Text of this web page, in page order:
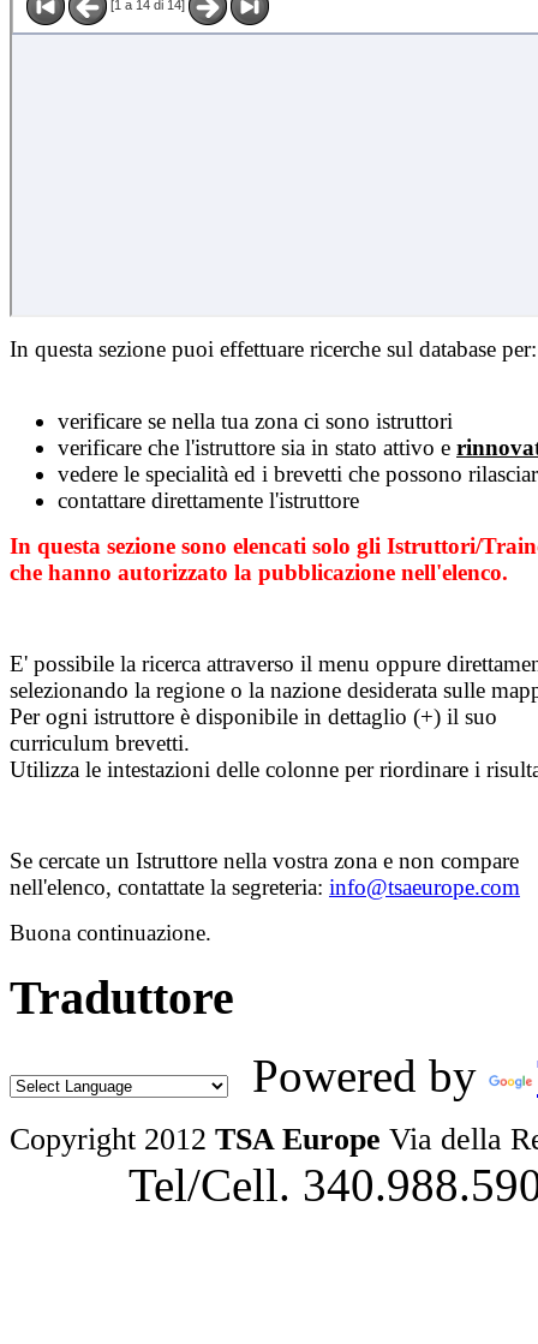
In questa sezione puoi effettuare ricerche sul database per:
verificare se nella tua zona ci sono istruttori
verificare che l'istruttore sia in stato attivo e
vedere le specialità ed i brevetti che possono
contattare direttamente l'istruttore
In questa sezione sono elencati solo gli Istruttori/
che hanno autorizzato la pubblicazione nell'elenco.
E' possibile la ricerca attraverso il menu oppure
selezionando la regione o la nazione desiderata sulle
Per ogni istruttore è disponibile in dettaglio (+) il suo
curriculum brevetti.
Utilizza le intestazioni delle colonne per riordinare i
Se cercate un Istruttore nella vostra zona e non compare
nell'elenco, contattate la segreteria: info@tsaeurope.com
Buona continuazione.
Traduttore
Powered by
Copyright 2012 TSA Europe Via della
Tel/Cell.